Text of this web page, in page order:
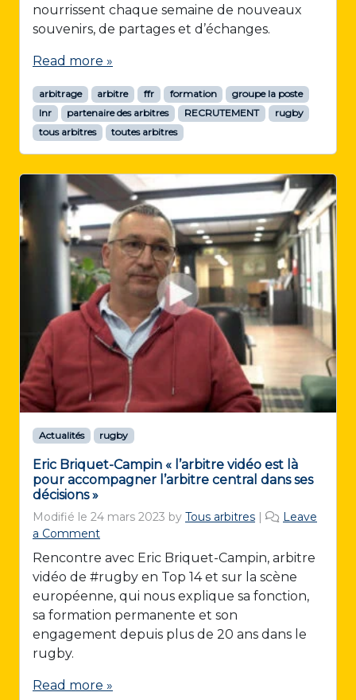
nourrissent chaque semaine de nouveaux
souvenirs, de partages et d’échanges.
Read more »
arbitrage arbitre ffr formation
groupe la poste
lnr
partenaire des arbitres RECRUTEMENT
rugby
tous arbitres
toutes arbitres
Actualités rugby
Eric Briquet-Campin « l’arbitre vidéo est là
pour accompagner l’arbitre central dans ses
décisions »
Modifié le 24 mars 2023 by Tous arbitres |
Leave
a Comment
Rencontre avec Eric Briquet-Campin, arbitre
vidéo de #rugby en Top 14 et sur la scène
européenne, qui nous explique sa fonction,
sa formation permanente et son
engagement depuis plus de 20 ans dans le
rugby.
Read more »